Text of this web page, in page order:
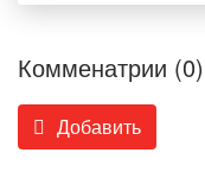
Комменатрии (0)
Добавить